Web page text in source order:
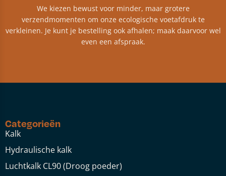
We kiezen bewust voor minder, maar grotere
verzendmomenten om onze ecologische voetafdruk te
verkleinen. Je kunt je bestelling ook afhalen; maak daarvoor wel
even een afspraak.
Categorieën
Kalk
Hydraulische kalk
Luchtkalk CL90 (Droog poeder)